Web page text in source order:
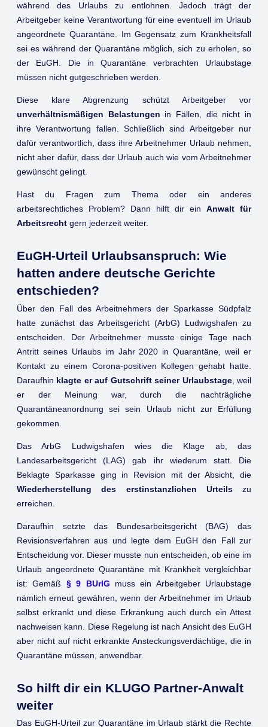
während des Urlaubs zu entlohnen. Jedoch trägt der
Arbeitgeber keine Verantwortung für eine eventuell im Urlaub
angeordnete Quarantäne. Im Gegensatz zum Krankheitsfall
sei es während der Quarantäne möglich, sich zu erholen, so
der EuGH. Die in Quarantäne verbrachten Urlaubstage
müssen nicht gutgeschrieben werden.
Diese klare Abgrenzung schützt Arbeitgeber vor
unverhältnismäßigen Belastungen in Fällen, die nicht in
ihre Verantwortung fallen. Schließlich sind Arbeitgeber nur
dafür verantwortlich, dass ihre Arbeitnehmer Urlaub nehmen,
nicht aber dafür, dass der Urlaub auch wie vom Arbeitnehmer
gewünscht gelingt.
Hast du Fragen zum Thema oder ein anderes
arbeitsrechtliches Problem? Dann hilft dir ein Anwalt für
Arbeitsrecht gern jederzeit weiter.
EuGH-Urteil Urlaubsanspruch: Wie
hatten andere deutsche Gerichte
entschieden?
Über den Fall des Arbeitnehmers der Sparkasse Südpfalz
hatte zunächst das Arbeitsgericht (ArbG) Ludwigshafen zu
entscheiden. Der Arbeitnehmer musste einige Tage nach
Antritt seines Urlaubs im Jahr 2020 in Quarantäne, weil er
Kontakt zu einem Corona-positiven Kollegen gehabt hatte.
Daraufhin klagte er auf Gutschrift seiner Urlaubstage, weil
er der Meinung war, durch die nachträgliche
Quarantäneanordnung sei sein Urlaub nicht zur Erfüllung
gekommen.
Das ArbG Ludwigshafen wies die Klage ab, das
Landesarbeitsgericht (LAG) gab ihr wiederum statt. Die
Beklagte Sparkasse ging in Revision mit der Absicht, die
Wiederherstellung des erstinstanzlichen Urteilszu
erreichen.
Daraufhin setzte das Bundesarbeitsgericht (BAG) das
Revisionsverfahren aus und legte dem EuGH den Fall zur
Entscheidung vor. Dieser musste nun entscheiden, ob eine im
Urlaub angeordnete Quarantäne mit Krankheit vergleichbar
ist: Gemäß § 9 BUrlG muss ein Arbeitgeber Urlaubstage
nämlich erneut gewähren, wenn der Arbeitnehmer im Urlaub
selbst erkrankt und diese Erkrankung auch durch ein Attest
nachweisen kann. Diese Regelung ist nach Ansicht des EuGH
aber nicht auf nicht erkrankte Ansteckungsverdächtige, die in
Quarantäne müssen, anwendbar.
So hilft dir ein KLUGO Partner-Anwalt
weiter
Das EuGH-Urteil zur Quarantäne im Urlaub stärkt die Rechte